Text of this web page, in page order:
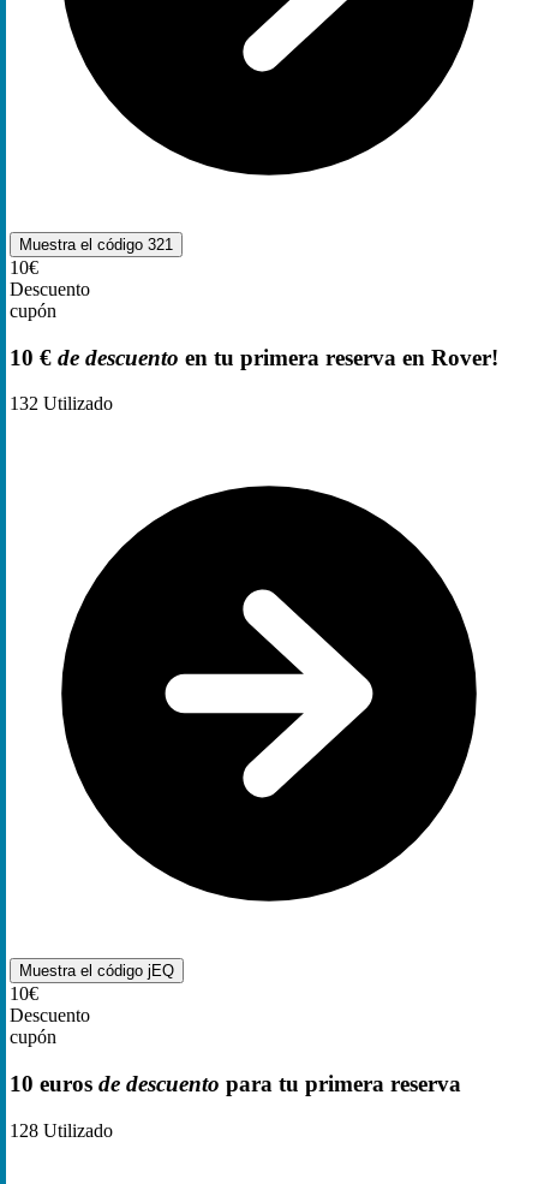
Muestra el código 321
10€
Descuento
cupón
10 € de descuento en tu primera reserva en Rover!
132 Utilizado
Muestra el código jEQ
10€
Descuento
cupón
10 euros de descuento para tu primera reserva
128 Utilizado